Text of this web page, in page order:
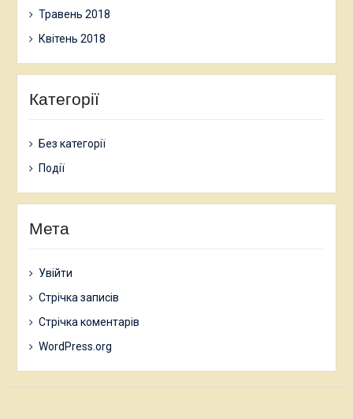
Травень 2018
Квітень 2018
Категорії
Без категорії
Події
Мета
Увійти
Стрічка записів
Стрічка коментарів
WordPress.org